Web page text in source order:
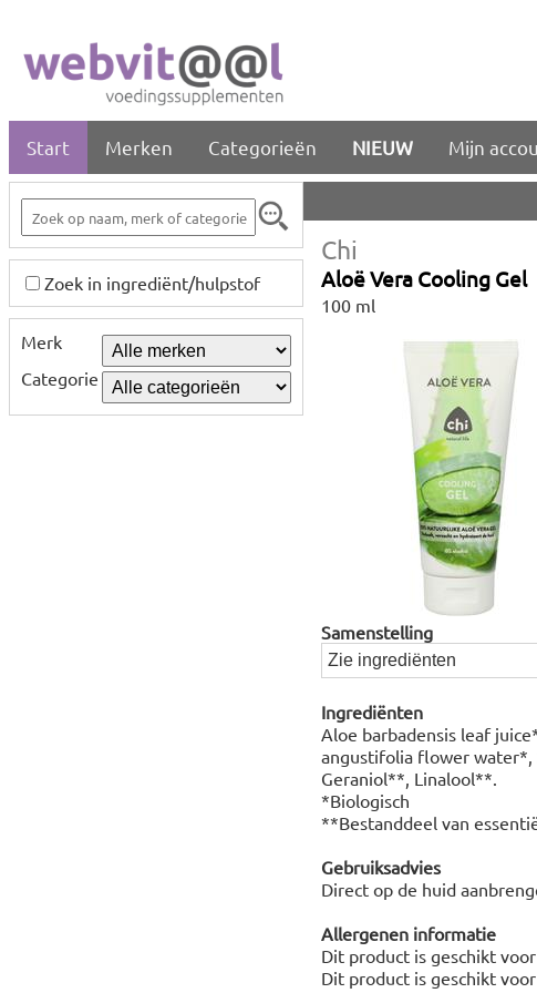
Start Merken Categorieën NIEUW Mijn
Zoek in ingrediënt/hulpstof
Merk
Categorie
Chi
Aloë Vera Cooling Gel
100 ml
Samenstelling
Zie ingrediënten
Ingrediënten
Aloe barbadensis leaf
angustifolia flower water*,
Geraniol**, Linalool**.
*Biologisch
**Bestanddeel van
Gebruiksadvies
Direct op de huid
Allergenen informatie
Dit product is geschikt
Dit product is geschikt